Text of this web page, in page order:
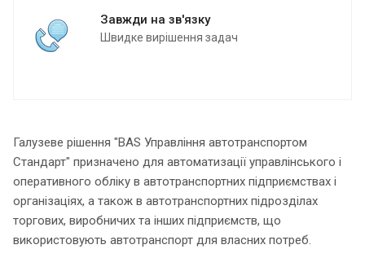
Завжди на зв'язку
Швидке вирішення задач
Галузеве рішення "BAS Управління автотранспортом
Стандарт" призначено для автоматизації управлінського і
оперативного обліку в автотранспортних підприємствах і
організаціях, а також в автотранспортних підрозділах
торгових, виробничих та інших підприємств, що
використовують автотранспорт для власних потреб.